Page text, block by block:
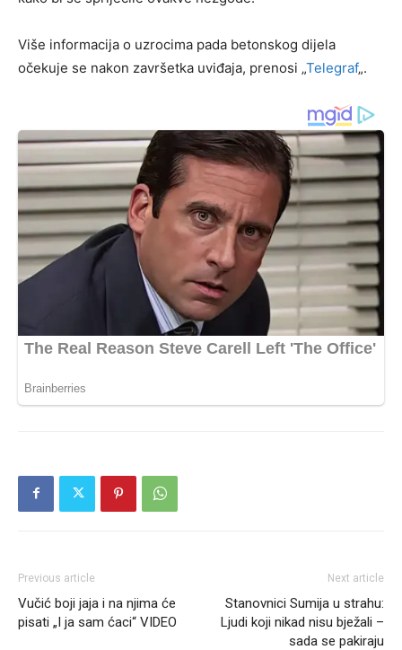
Više informacija o uzrocima pada betonskog dijela
očekuje se nakon završetka uviđaja, prenosi „Telegraf„.
Previous article
Vučić boji jaja i na njima će
pisati „I ja sam ćaci“ VIDEO
Next article
Stanovnici Sumija u strahu:
Ljudi koji nikad nisu bježali –
sada se pakiraju